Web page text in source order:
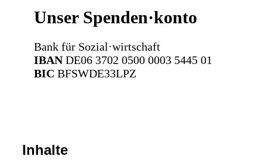
Unser Spenden·konto
Bank für Sozial·wirtschaft
IBANDE06 3702 0500 0003 5445 01
BIC BFSWDE33LPZ
Inhalte